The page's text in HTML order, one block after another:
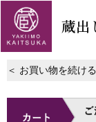
蔵出
＜ お買い物を続ける